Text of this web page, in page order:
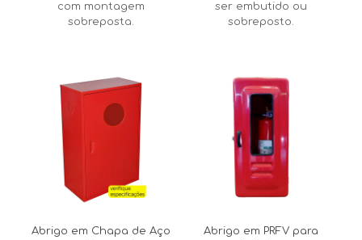
com montagem
sobreposta.
ser embutido ou
sobreposto.
Abrigo em Chapa de Aço
Abrigo em PRFV para